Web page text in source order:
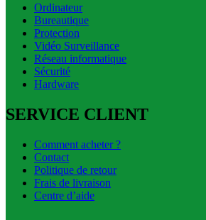
Ordinateur
Bureautique
Protection
Vidéo Surveillance
Réseau informatique
Sécurité
Hardware
SERVICE CLIENT
Comment acheter ?
Contact
Politique de retour
Frais de livraison
Centre d’aide